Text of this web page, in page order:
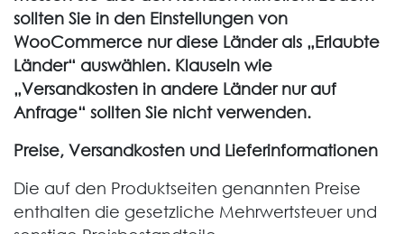
sollten Sie in den Einstellungen von
WooCommerce nur diese Länder als „Erlaubte
Länder“ auswählen. Klauseln wie
„Versandkosten in andere Länder nur auf
Anfrage“ sollten Sie nicht verwenden.
Preise, Versandkosten und Lieferinformationen
Die auf den Produktseiten genannten Preise
enthalten die gesetzliche Mehrwertsteuer und